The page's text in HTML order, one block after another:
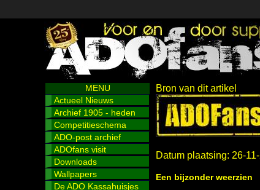
MENU
Actueel Nieuws
Archief 1905 - heden
Competitieschema
ADO-post archief
ADOfans visit
Downloads
Wallpapers
De ADO Kassahuisjes
Bron van dit artikel
Datum plaatsing: 26-
Een bijzonder weerzien